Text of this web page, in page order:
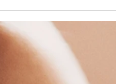
BALADE A
CHEVAL